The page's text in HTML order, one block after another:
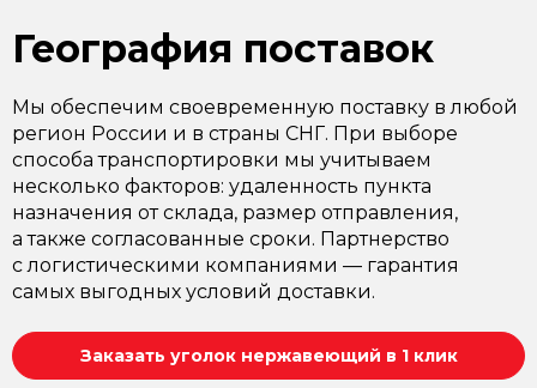
География поставок
Мы обеспечим своевременную поставку в любой
регион России и в страны СНГ. При выборе
способа транспортировки мы учитываем
несколько факторов: удаленность пункта
назначения от склада, размер отправления,
а также согласованные сроки. Партнерство
с логистическими компаниями — гарантия
самых выгодных условий доставки.
Заказать уголок нержавеющий в 1 клик